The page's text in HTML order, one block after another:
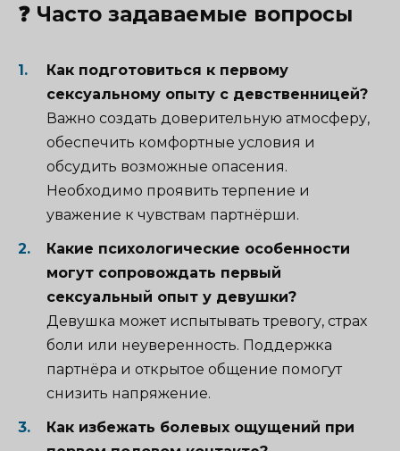
❓ Часто задаваемые вопросы
Как подготовиться к первому
сексуальному опыту с девственницей?
Важно создать доверительную атмосферу,
обеспечить комфортные условия и
обсудить возможные опасения.
Необходимо проявить терпение и
уважение к чувствам партнёрши.
Какие психологические особенности
могут сопровождать первый
сексуальный опыт у девушки?
Девушка может испытывать тревогу, страх
боли или неуверенность. Поддержка
партнёра и открытое общение помогут
снизить напряжение.
Как избежать болевых ощущений при